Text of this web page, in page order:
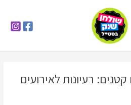
רעיונות לאירועים